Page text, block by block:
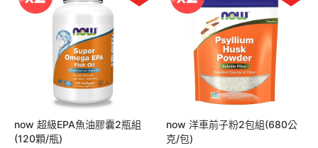
now 超級EPA魚油膠囊2瓶組
(120顆/瓶)
now 洋車前子粉2包組(680公
克/包)